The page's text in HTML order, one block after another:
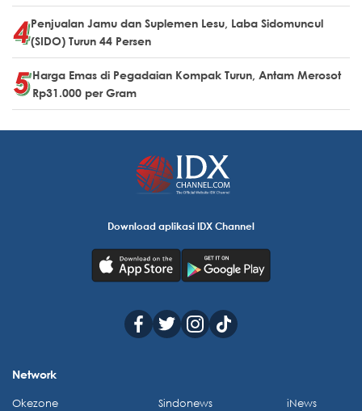
Penjualan Jamu dan Suplemen Lesu, Laba Sidomuncul
(SIDO) Turun 44 Persen
Harga Emas di Pegadaian Kompak Turun, Antam Merosot
Rp31.000 per Gram
Download aplikasi IDX Channel
Network
Okezone
Sindonews
iNews